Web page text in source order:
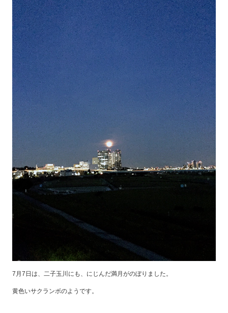
7月7日は、二子玉川にも、にじんだ満月がのぼりました。
黄色いサクランボのようです。